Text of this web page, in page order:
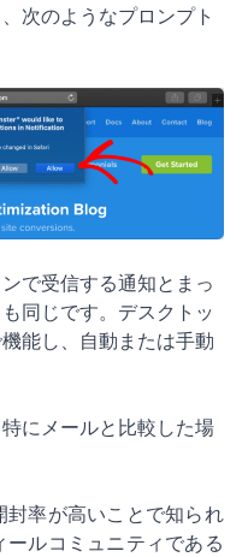
次のようなプロンプト
で受信する通知とまっ
同じです。デスクトッ
能し、自動または手動
にメールと比較した場
封率が高いことで知られ
ルコミュニティである